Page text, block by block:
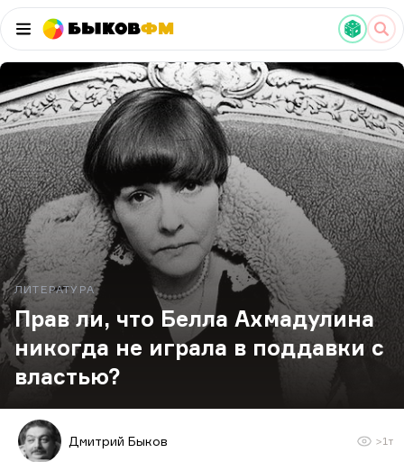
БыковФМ
ЛИТЕРАТУРА
Прав ли, что Белла Ахмадулина
никогда не играла в поддавки с
властью?
Дмитрий Быков >1т